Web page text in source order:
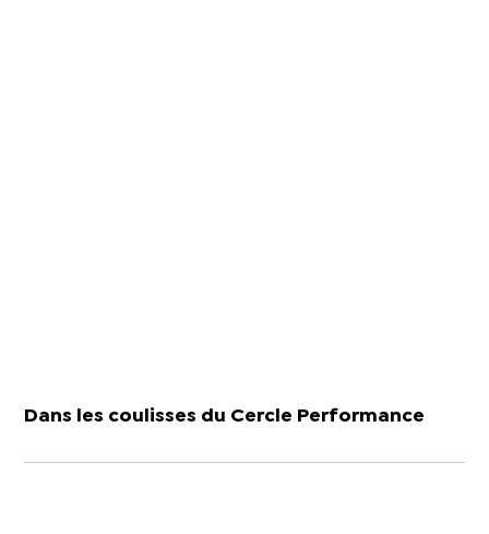
Dans les coulisses du Cercle Performance